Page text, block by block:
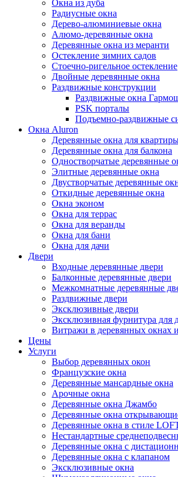
Окна из дуба
Радиусные окна
Дерево-алюминиевые окна
Алюмо-деревянные окна
Деревянные окна из меранти
Остекление зимних садов
Стоечно-ригельное остекление
Двойные деревянные окна
Раздвижные конструкции
Раздвижные окна
PSK порталы
Подъемно-раздвижные
Окна Aluron
Деревянные окна для
Деревянные окна для балкона
Одностворчатые деревянные
Элитные деревянные окна
Двустворчатые деревянные
Откидные деревянные окна
Окна эконом
Окна для террас
Окна для веранды
Окна для бани
Окна для дачи
Двери
Входные деревянные двери
Балконные деревянные двери
Межкомнатные деревянные
Раздвижные двери
Эксклюзивные двери
Эксклюзивная фурнитура для
Витражи в деревянных окнах
Цены
Услуги
Выбор деревянных окон
Французские окна
Деревянные мансардные окна
Арочные окна
Деревянные окна Джамбо
Деревянные окна
Деревянные окна в стиле
Нестандартные
Деревянные окна с
Деревянные окна с клапаном
Эксклюзивные окна